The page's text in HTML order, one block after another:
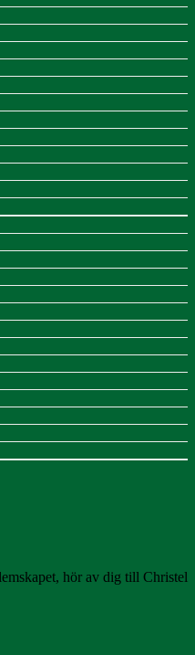
hör av dig till Christel